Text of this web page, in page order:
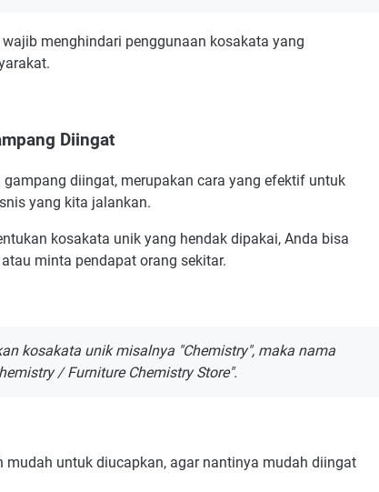
menghindari penggunaan kosakata yang
Diingat
diingat, merupakan cara yang efektif untuk
yang kita jalankan.
kosakata unik yang hendak dipakai, Anda bisa
minta pendapat orang sekitar.
kosakata unik misalnya "Chemistry", maka nama
/ Furniture Chemistry Store".
untuk diucapkan, agar nantinya mudah diingat